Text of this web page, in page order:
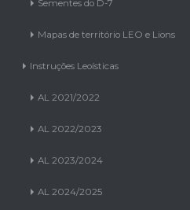
Sementes do D-7
Mapas de território LEO e Lions
Instruções Leoísticas
AL 2021/2022
AL 2022/2023
AL 2023/2024
AL 2024/2025